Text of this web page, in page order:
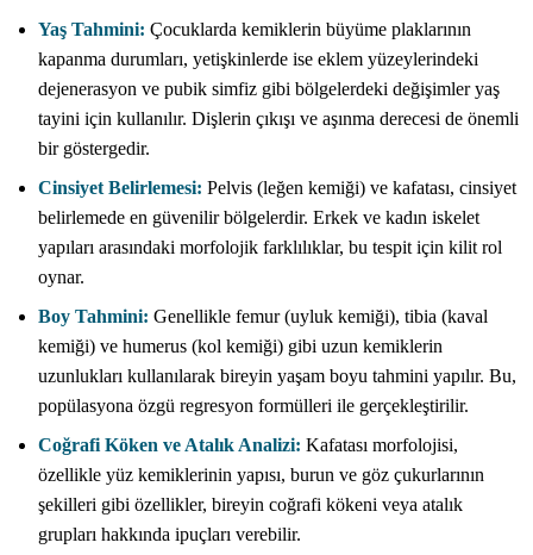
Yaş Tahmini: Çocuklarda kemiklerin büyüme plaklarının
kapanma durumları, yetişkinlerde ise eklem yüzeylerindeki
dejenerasyon ve pubik simfiz gibi bölgelerdeki değişimler yaş
tayini için kullanılır. Dişlerin çıkışı ve aşınma derecesi de önemli
bir göstergedir.
Cinsiyet Belirlemesi: Pelvis (leğen kemiği) ve kafatası, cinsiyet
belirlemede en güvenilir bölgelerdir. Erkek ve kadın iskelet
yapıları arasındaki morfolojik farklılıklar, bu tespit için kilit rol
oynar.
Boy Tahmini: Genellikle femur (uyluk kemiği), tibia (kaval
kemiği) ve humerus (kol kemiği) gibi uzun kemiklerin
uzunlukları kullanılarak bireyin yaşam boyu tahmini yapılır. Bu,
popülasyona özgü regresyon formülleri ile gerçekleştirilir.
Coğrafi Köken ve Atalık Analizi: Kafatası morfolojisi,
özellikle yüz kemiklerinin yapısı, burun ve göz çukurlarının
şekilleri gibi özellikler, bireyin coğrafi kökeni veya atalık
grupları hakkında ipuçları verebilir.